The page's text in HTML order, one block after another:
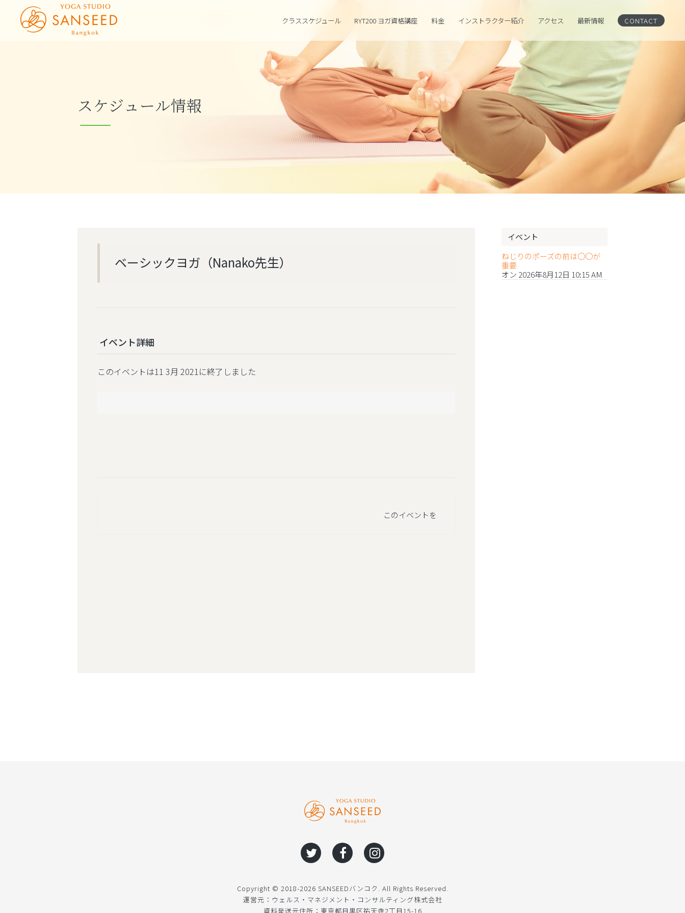
クラススケジュール RYT200 ヨガ資格講座 料金 インストラクター紹介 アクセス 最新情報 CONTACT
スケジュール情報
ベーシックヨガ（Nanako先生）
イベント詳細
このイベントは11 3月 2021に終了しました
このイベントを
イベント
ねじりのポーズの前は〇〇が
重要
オン 2026年8月12日 10:15 AM
Copyright © 2018-2026 SANSEEDバンコク. All Rights Reserved.
運営元：ウェルス・マネジメント・コンサルティング株式会社
資料発送元住所：東京都目黒区祐天寺2丁目15-16